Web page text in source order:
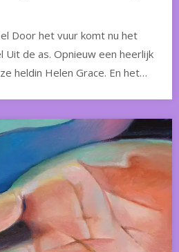
Door het vuur komt nu het
Uit de as. Opnieuw een heerlijk
heldin Helen Grace. En het…